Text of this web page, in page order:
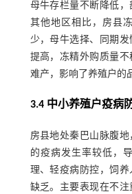
母牛存栏量不断降低
其他地区相比，房县
少，母牛选择、同期
提高，冻精外购质量
难产，影响了养殖户的
3.4 中小养殖户疫病
房县地处秦巴山脉腹
的疫病发生率较低，
理、轻疫病防控，饲
缺乏。主要表现在不